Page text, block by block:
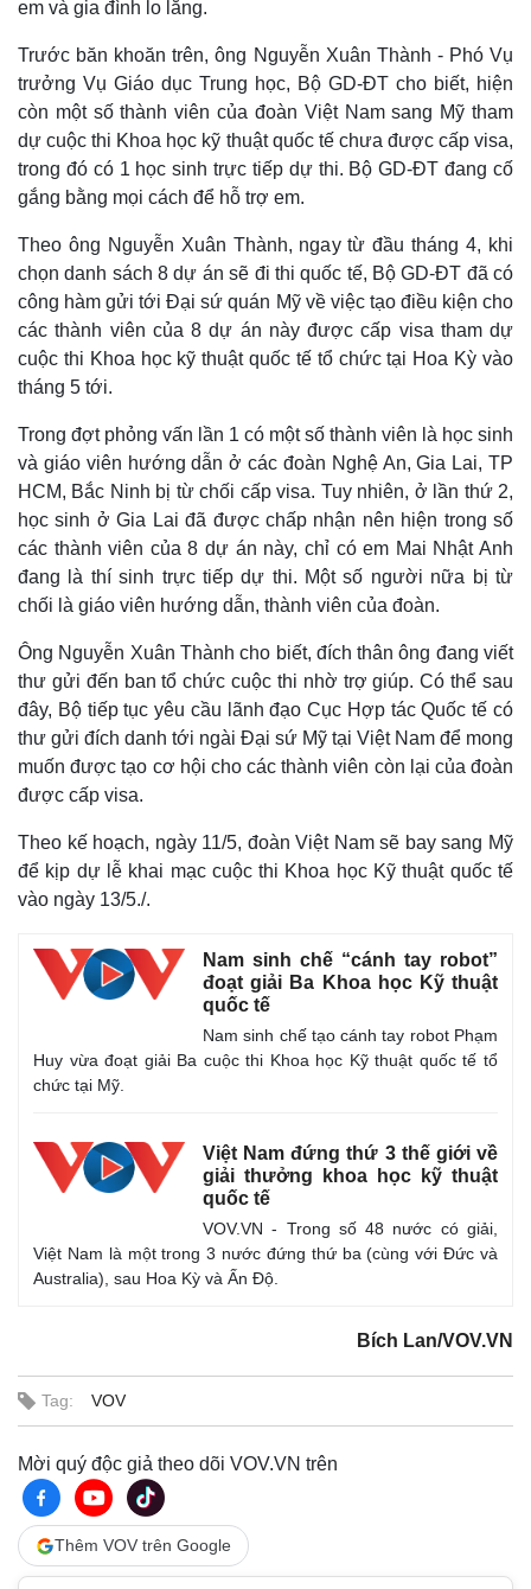
Thế giới
Quan sát
Cuộc sống đó đây
Multimedia
Video
Ảnh
Infographic
Bất động sản
Khởi nghiệp
Tiêu dùng
Chứng khoán
em và gia đình lo lắng.
Trước băn khoăn trên, ông Nguyễn Xuân Thành - Phó Vụ
trưởng Vụ Giáo dục Trung học, Bộ GD-ĐT cho biết, hiện
còn một số thành viên của đoàn Việt Nam sang Mỹ tham
dự cuộc thi Khoa học kỹ thuật quốc tế chưa được cấp visa,
trong đó có 1 học sinh trực tiếp dự thi. Bộ GD-ĐT đang cố
gắng bằng mọi cách để hỗ trợ em.
Theo ông Nguyễn Xuân Thành, ngay từ đầu tháng 4, khi
chọn danh sách 8 dự án sẽ đi thi quốc tế, Bộ GD-ĐT đã có
công hàm gửi tới Đại sứ quán Mỹ về việc tạo điều kiện cho
các thành viên của 8 dự án này được cấp visa tham dự
cuộc thi Khoa học kỹ thuật quốc tế tổ chức tại Hoa Kỳ vào
tháng 5 tới.
Trong đợt phỏng vấn lần 1 có một số thành viên là học sinh
và giáo viên hướng dẫn ở các đoàn Nghệ An, Gia Lai, TP
HCM, Bắc Ninh bị từ chối cấp visa. Tuy nhiên, ở lần thứ 2,
học sinh ở Gia Lai đã được chấp nhận nên hiện trong số
các thành viên của 8 dự án này, chỉ có em Mai Nhật Anh
đang là thí sinh trực tiếp dự thi. Một số người nữa bị từ
chối là giáo viên hướng dẫn, thành viên của đoàn.
Ông Nguyễn Xuân Thành cho biết, đích thân ông đang viết
thư gửi đến ban tổ chức cuộc thi nhờ trợ giúp. Có thể sau
đây, Bộ tiếp tục yêu cầu lãnh đạo Cục Hợp tác Quốc tế có
thư gửi đích danh tới ngài Đại sứ Mỹ tại Việt Nam để mong
muốn được tạo cơ hội cho các thành viên còn lại của đoàn
được cấp visa.
Theo kế hoạch, ngày 11/5, đoàn Việt Nam sẽ bay sang Mỹ
để kịp dự lễ khai mạc cuộc thi Khoa học Kỹ thuật quốc tế
vào ngày 13/5./.
Nam sinh chế “cánh tay robot”
đoạt giải Ba Khoa học Kỹ thuật
quốc tế
Nam sinh chế tạo cánh tay robot Phạm
Huy vừa đoạt giải Ba cuộc thi Khoa học Kỹ thuật quốc tế tổ
chức tại Mỹ.
Việt Nam đứng thứ 3 thế giới về
giải thưởng khoa học kỹ thuật
quốc tế
VOV.VN - Trong số 48 nước có giải,
Việt Nam là một trong 3 nước đứng thứ ba (cùng với Đức và
Australia), sau Hoa Kỳ và Ấn Độ.
Bích Lan/VOV.VN
Tag: VOV
Mời quý độc giả theo dõi VOV.VN trên
Thêm VOV trên Google